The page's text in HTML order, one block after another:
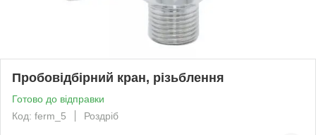
Пробовідбірний кран, різьблення
Готово до відправки
Код: ferm_5
Роздріб